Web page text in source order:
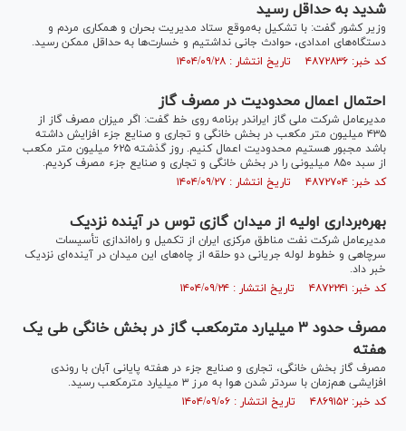
شدید به حداقل رسید
وزیر کشور گفت: با تشکیل به‌موقع ستاد مدیریت بحران و همکاری مردم و
دستگاه‌های امدادی، حوادث جانی نداشتیم و خسارت‌ها به حداقل ممکن رسید.
کد خبر: ۴۸۷۲۸۳۶ تاریخ انتشار : ۱۴۰۴/۰۹/۲۸
احتمال اعمال محدودیت در مصرف گاز
مدیرعامل شرکت ملی گاز ایراندر برنامه روی خط گفت: اگر میزان مصرف گاز از
۴۳۵ میلیون متر مکعب در بخش خانگی و تجاری و صنایع جزء افزایش داشته
باشد مجبور هستیم محدودیت اعمال کنیم. روز گذشته ۶۲۵ میلیون متر مکعب
از سبد ۸۵۰ میلیونی را در بخش خانگی و تجاری و صنایع جزء‌ مصرف کردیم.
کد خبر: ۴۸۷۲۷۰۴ تاریخ انتشار : ۱۴۰۴/۰۹/۲۷
بهره‌برداری اولیه از میدان گازی توس در آینده نزدیک
مدیرعامل شرکت نفت مناطق مرکزی ایران از تکمیل و راه‌اندازی تأسیسات
سرچاهی و خطوط لوله جریانی دو حلقه از چاه‌های این میدان در آینده‌ای نزدیک
خبر داد.
کد خبر: ۴۸۷۲۲۴۱ تاریخ انتشار : ۱۴۰۴/۰۹/۲۴
مصرف حدود ۳ میلیارد مترمکعب گاز در بخش خانگی طی یک
هفته
مصرف گاز بخش خانگی، تجاری و صنایع جزء در هفته پایانی آبان با روندی
افزایشی هم‌زمان با سردتر شدن هوا به مرز ۳ میلیارد مترمکعب رسید.
کد خبر: ۴۸۶۹۱۵۲ تاریخ انتشار : ۱۴۰۴/۰۹/۰۶